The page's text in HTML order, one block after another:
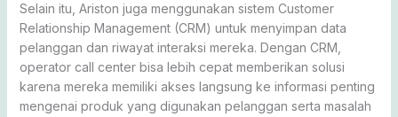
Selain itu, Ariston juga menggunakan sistem Customer
Relationship Management (CRM) untuk menyimpan data
pelanggan dan riwayat interaksi mereka. Dengan CRM,
operator call center bisa lebih cepat memberikan solusi
karena mereka memiliki akses langsung ke informasi penting
mengenai produk yang digunakan pelanggan serta masalah